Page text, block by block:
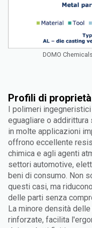
DOMO
Profili di
I polimeri
eguagliare o
in molte applicazioni
offrono eccellente
chimica e agli agenti
settori automotive,
beni di consumo. Non
questi casi, ma
delle parti senza
La minore densità
rinforzate, facilita